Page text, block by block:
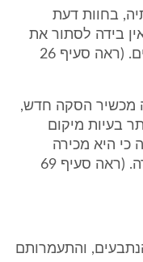
בחוות דעת
בידה לסתור את
קביעותיהם המקצועיות של הנתבעים. (ראה סעיף 26
מכשיר הסקה חדש,
בעיות מיקום
כי היא מכירה
בבעיה שהייתה וכי היה צורך לפותרה. (ראה סעיף 69
והתעמרותם